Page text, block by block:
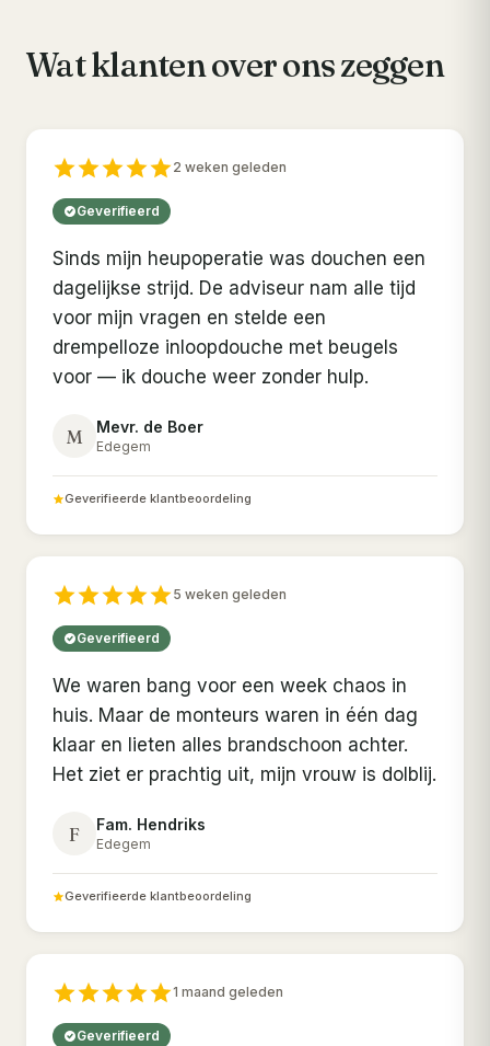
Wat klanten over ons zeggen
2 weken geleden
Geverifieerd
Sinds mijn heupoperatie was douchen een
dagelijkse strijd. De adviseur nam alle tijd
voor mijn vragen en stelde een
drempelloze inloopdouche met beugels
voor — ik douche weer zonder hulp.
M Mevr. de Boer
Edegem
Geverifieerde klantbeoordeling
5 weken geleden
Geverifieerd
We waren bang voor een week chaos in
huis. Maar de monteurs waren in één dag
klaar en lieten alles brandschoon achter.
Het ziet er prachtig uit, mijn vrouw is dolblij.
F Fam. Hendriks
Edegem
Geverifieerde klantbeoordeling
1 maand geleden
Geverifieerd